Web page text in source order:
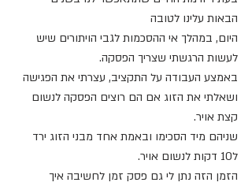
הבאות עלינו לטובה
היום, במהלך אי ההסכמות לגבי הויתורים שיש
לעשות הרגשתי שצריך הפסקה.
באמצע העבודה על התקציב, עצרתי את הפגישה
ושאלתי את הזוג אם הם רוצים הפסקה לנשום
קצת אויר.
שניהם מיד הסכימו ובאמת אחד מבני הזוג ירד
ל10 דקות לנשום אויר.
הזמן הזה נתן לי גם פסק זמן לחשיבה איך